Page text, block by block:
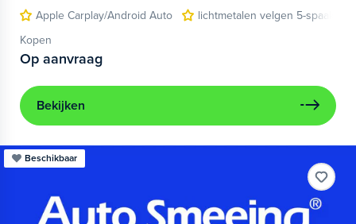
Apple Carplay/Android Auto
lichtmetalen velgen 5-spaaks
Kopen
Op aanvraag
Bekijken
Beschikbaar